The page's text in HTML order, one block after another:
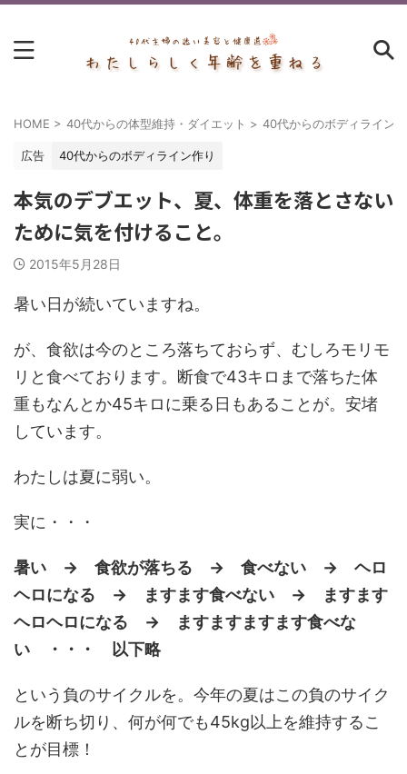
HOME > 40代からの体型維持・ダイエット > 40代からのボディライン
広告 40代からのボディライン作り
本気のデブエット、夏、体重を落とさない
ために気を付けること。
2015年5月28日
暑い日が続いていますね。
が、食欲は今のところ落ちておらず、むしろモリモ
リと食べております。断食で43キロまで落ちた体
重もなんとか45キロに乗る日もあることが。安堵
しています。
わたしは夏に弱い。
実に・・・
暑い → 食欲が落ちる → 食べない → ヘロ
ヘロになる → ますます食べない → ますます
ヘロヘロになる → ますますますます食べな
い ・・・ 以下略
という負のサイクルを。今年の夏はこの負のサイク
ルを断ち切り、何が何でも45kg以上を維持するこ
とが目標！